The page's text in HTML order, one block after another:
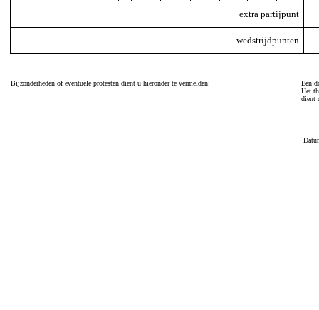
extra partijpunt
wedstrijdpunten
Bijzonderheden of eventuele protesten dient u hieronder te vermelden:
Een
Het
dient